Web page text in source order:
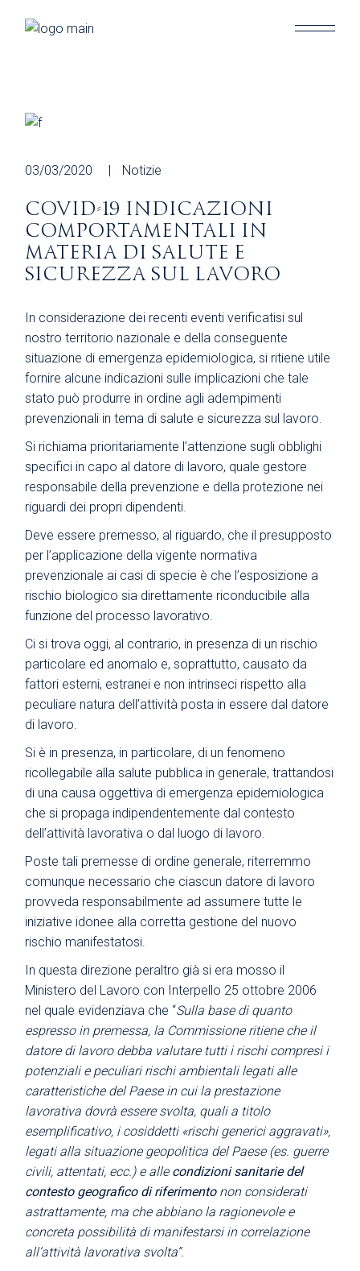
03/03/2020 Notizie
COVID-19 INDICAZIONI
COMPORTAMENTALI IN
MATERIA DI SALUTE E
SICUREZZA SUL LAVORO
In considerazione dei recenti eventi verificatisi sul
nostro territorio nazionale e della conseguente
situazione di emergenza epidemiologica, si ritiene utile
fornire alcune indicazioni sulle implicazioni che tale
stato può produrre in ordine agli adempimenti
prevenzionali in tema di salute e sicurezza sul lavoro.
Si richiama prioritariamente l’attenzione sugli obblighi
specifici in capo al datore di lavoro, quale gestore
responsabile della prevenzione e della protezione nei
riguardi dei propri dipendenti.
Deve essere premesso, al riguardo, che il presupposto
per l’applicazione della vigente normativa
prevenzionale ai casi di specie è che l’esposizione a
rischio biologico sia direttamente riconducibile alla
funzione del processo lavorativo.
Ci si trova oggi, al contrario, in presenza di un rischio
particolare ed anomalo e, soprattutto, causato da
fattori esterni, estranei e non intrinseci rispetto alla
peculiare natura dell’attività posta in essere dal datore
di lavoro.
Si è in presenza, in particolare, di un fenomeno
ricollegabile alla salute pubblica in generale, trattandosi
di una causa oggettiva di emergenza epidemiologica
che si propaga indipendentemente dal contesto
dell’attività lavorativa o dal luogo di lavoro.
Poste tali premesse di ordine generale, riterremmo
comunque necessario che ciascun datore di lavoro
provveda responsabilmente ad assumere tutte le
iniziative idonee alla corretta gestione del nuovo
rischio manifestatosi.
In questa direzione peraltro già si era mosso il
Ministero del Lavoro con Interpello 25 ottobre 2006
nel quale evidenziava che “Sulla base di quanto
espresso in premessa, la Commissione ritiene che il
datore di lavoro debba valutare tutti i rischi compresi i
potenziali e peculiari rischi ambientali legati alle
caratteristiche del Paese in cui la prestazione
lavorativa dovrà essere svolta, quali a titolo
esemplificativo, i cosiddetti «rischi generici aggravati»,
legati alla situazione geopolitica del Paese (es. guerre
civili, attentati, ecc.) e alle condizioni sanitarie del
contesto geografico di riferimentonon considerati
astrattamente, ma che abbiano la ragionevole e
concreta possibilità di manifestarsi in correlazione
all’attività lavorativa svolta”.